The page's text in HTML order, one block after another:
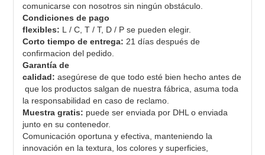
comunicarse con nosotros sin ningún obstáculo.
Condiciones de pago
flexibles: L / C, T / T, D / P se pueden elegir.
Corto tiempo de entrega: 21 días después de
confirmacion del pedido.
Garantía de
calidad:asegúrese de que todo esté bien hecho antes de
que los productos salgan de nuestra fábrica, asuma toda
la responsabilidad en caso de reclamo.
Muestra gratis: puede ser enviada por DHL o enviada
junto en su contenedor.
Comunicación oportuna y efectiva, manteniendo la
innovación en la textura, los colores y superficies,